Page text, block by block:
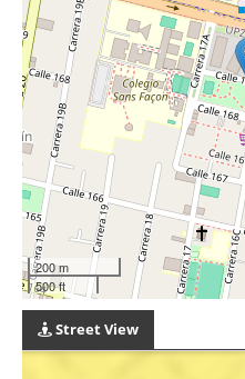
200 m
500 ft
Street View